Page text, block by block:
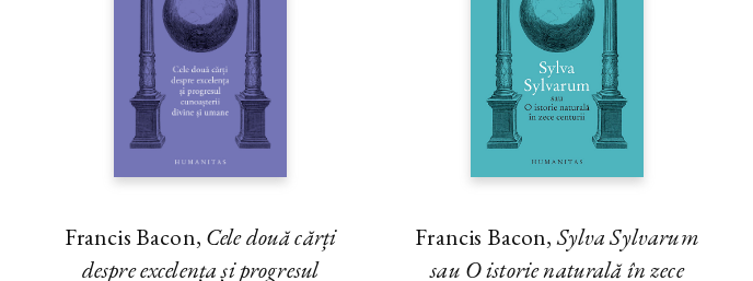
Francis Bacon, Cele două cărți
despre excelența și progresul
Francis Bacon,Sylva Sylvarum
sau O istorie naturală în zece